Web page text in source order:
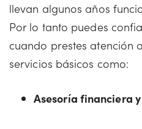
llevan algunos años
Por lo tanto puedes
cuando prestes atención
servicios básicos como:
Asesoría financiera